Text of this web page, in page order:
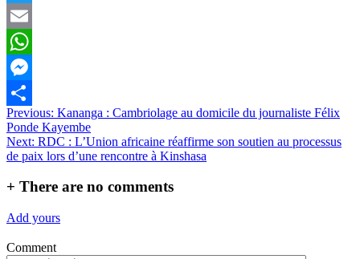
Twitter
Email
WhatsApp
Messenger
Partager
Navigation
de
l’article
Previous: Kananga : Cambriolage au domicile du journaliste Félix
Ponde Kayembe
Next: RDC : L’Union africaine réaffirme son soutien au processus
de paix lors d’une rencontre à Kinshasa
+ There are no comments
Add yours
Comment